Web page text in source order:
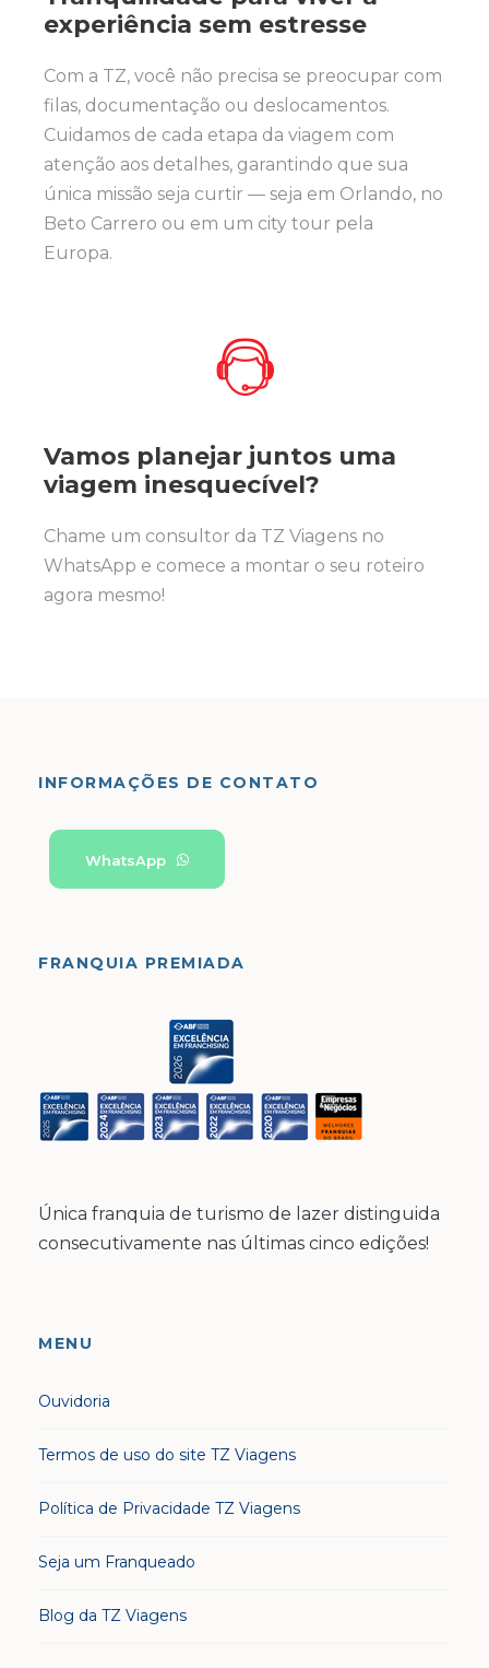
experiência sem estresse
Com a TZ, você não precisa se preocupar com
filas, documentação ou deslocamentos.
Cuidamos de cada etapa da viagem com
atenção aos detalhes, garantindo que sua
única missão seja curtir — seja em Orlando, no
Beto Carrero ou em um city tour pela
Europa.
Vamos planejar juntos uma
viagem inesquecível?
Chame um consultor da TZ Viagens no
WhatsApp e comece a montar o seu roteiro
agora mesmo!
INFORMAÇÕES DE CONTATO
WhatsApp
FRANQUIA PREMIADA
Única franquia de turismo de lazer distinguida
consecutivamente nas últimas cinco edições!
MENU
Ouvidoria
Termos de uso do site TZ Viagens
Política de Privacidade TZ Viagens
Seja um Franqueado
Blog da TZ Viagens